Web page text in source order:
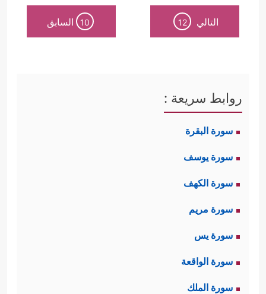
التالي 12
10 السابق
روابط سريعة :
سورة البقرة
سورة يوسف
سورة الكهف
سورة مريم
سورة يس
سورة الواقعة
سورة الملك